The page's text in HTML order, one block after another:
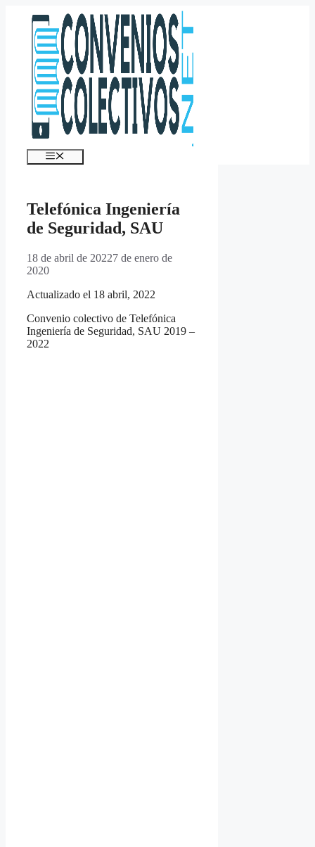
contenido
Menú
Telefónica Ingeniería
de Seguridad, SAU
18 de abril de 20227 de enero de
2020
Actualizado el 18 abril, 2022
Convenio colectivo de Telefónica
Ingeniería de Seguridad, SAU 2019 –
2022